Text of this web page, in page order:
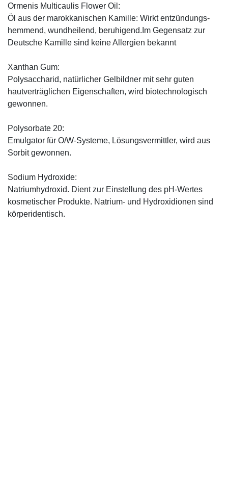
Ormenis Multicaulis Flower Oil:
Öl aus der marokkanischen Kamille: Wirkt entzündungs-
hemmend, wundheilend, beruhigend.Im Gegensatz zur
Deutsche Kamille sind keine Allergien bekannt
Xanthan Gum:
Polysaccharid, natürlicher Gelbildner mit sehr guten
hautverträglichen Eigenschaften, wird biotechnologisch
gewonnen.
Polysorbate 20:
Emulgator für O/W-Systeme, Lösungsvermittler, wird aus
Sorbit gewonnen.
Sodium Hydroxide:
Natriumhydroxid. Dient zur Einstellung des pH-Wertes
kosmetischer Produkte. Natrium- und Hydroxidionen sind
körperidentisch.